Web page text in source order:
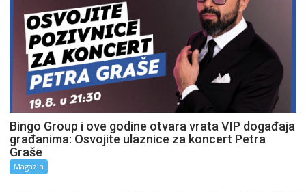
Bingo Group i ove godine otvara vrata VIP događaja
građanima: Osvojite ulaznice za koncert Petra
Graše
Magazin